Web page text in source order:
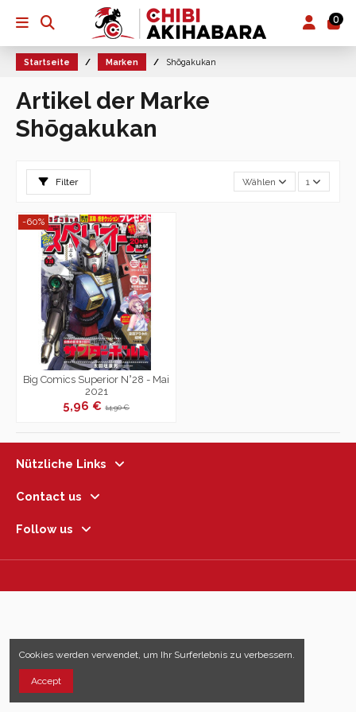
0
Startseite Marken Shōgakukan
Artikel der Marke
Shōgakukan
Filter Wählen 1
-60%
Big Comics Superior N°28 - Mai
2021
5,96 €14,90 €
Nützliche Links
Contact us
Follow us
Cookies werden verwendet, um Ihr Surferlebnis zu verbessern.
Accept